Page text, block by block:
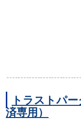
トラストパ
済専用）